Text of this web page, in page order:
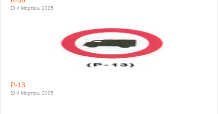
4 Μαρτίου, 2005
P-13
4 Μαρτίου, 2005